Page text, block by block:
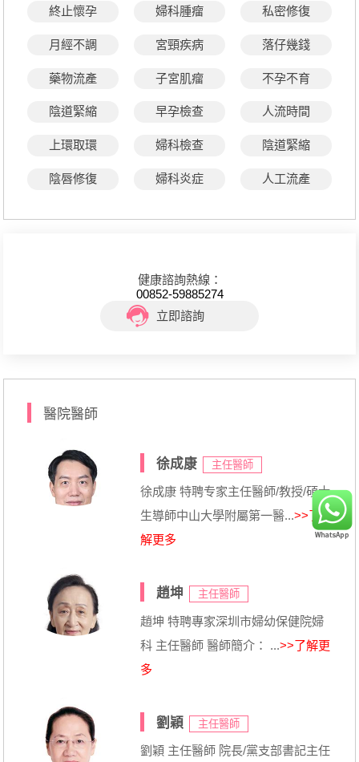
終止懷孕 婦科腫瘤 私密修復
月經不調 宮頸疾病 落仔幾錢
藥物流產 子宮肌瘤 不孕不育
陰道緊縮 早孕檢查 人流時間
上環取環 婦科檢查 陰道緊縮
陰唇修復 婦科炎症 人工流產
健康諮詢熱線：
00852-59885274
立即諮詢
醫院醫師
徐成康 主任醫師
徐成康 特聘专家主任醫師/教授/碩士
生導師中山大學附屬第一醫...>>了
解更多
趙坤 主任醫師
趙坤 特聘專家深圳市婦幼保健院婦
科 主任醫師 醫師簡介： ...>>了解更
多
劉穎 主任醫師
劉穎 主任醫師 院長/黨支部書記主任